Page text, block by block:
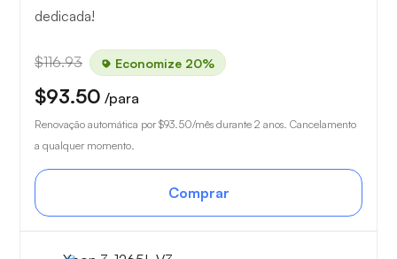
dedicada!
$116.93 Economize 20%
$93.50 /para
Renovação automática por $93.50/mês durante 2 anos. Cancelamento
a qualquer momento.
Comprar